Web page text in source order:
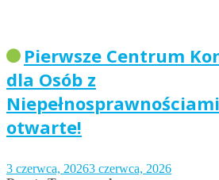
Pierwsze Centrum
dla Osób z
otwarte!
3 czerwca, 20263 czerwca, 2026